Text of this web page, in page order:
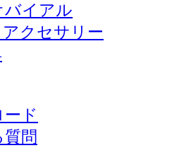
バイアル
クセサリー
ド
問